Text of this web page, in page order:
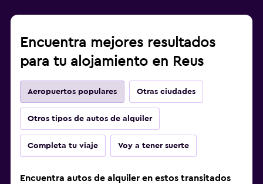
Encuentra mejores resultados
para tu alojamiento en Reus
Aeropuertos populares Otras ciudades
Otros tipos de autos de alquiler
Completa tu viaje Voy a tener suerte
Encuentra autos de alquiler en estos transitados